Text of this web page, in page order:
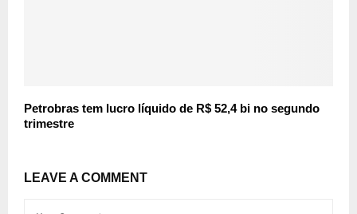
Petrobras tem lucro líquido de R$ 52,4 bi no segundo
trimestre
LEAVE A COMMENT